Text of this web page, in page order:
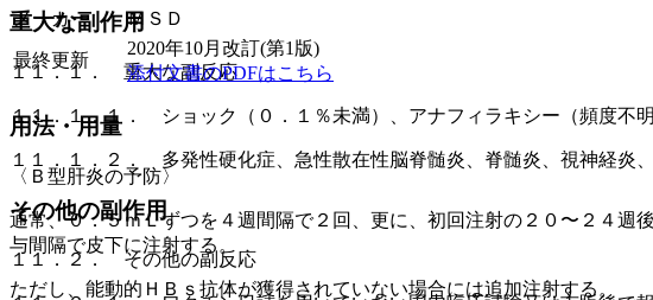
重大な副作用
１１．１． 重大な副反応
１１．１．１． ショック（０．１％未満）、アナフィラキシー（頻度不
１１．１．２． 多発性硬化症、急性散在性脳脊髄炎、脊髄炎、視神経炎
その他の副作用
１１．２． その他の副反応
メーカー
ＭＳＤ
最終更新
2020年10月改訂(第1版)
添付文書のPDFはこちら
用法・用量
〈Ｂ型肝炎の予防〉
通常、０．５ｍＬずつを４週間隔で２回、更に、初回注射の２０〜２４
与間隔で皮下に注射する。
ただし、能動的ＨＢｓ抗体が獲得されていない場合には追加注射する。